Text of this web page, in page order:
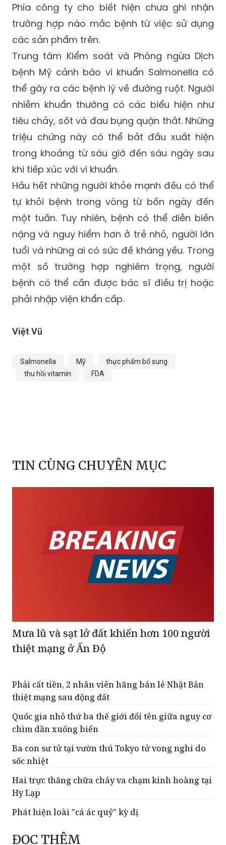
Phía công ty cho biết hiện chưa ghi nhận
trường hợp nào mắc bệnh từ việc sử dụng
các sản phẩm trên.
Trung tâm Kiểm soát và Phòng ngừa Dịch
bệnh Mỹ cảnh báo vi khuẩn Salmonella có
thể gây ra các bệnh lý về đường ruột. Người
nhiễm khuẩn thường có các biểu hiện như
tiêu chảy, sốt và đau bụng quặn thắt. Những
triệu chứng này có thể bắt đầu xuất hiện
trong khoảng từ sáu giờ đến sáu ngày sau
khi tiếp xúc với vi khuẩn.
Hầu hết những người khỏe mạnh đều có thể
tự khỏi bệnh trong vòng từ bốn ngày đến
một tuần. Tuy nhiên, bệnh có thể diễn biến
nặng và nguy hiểm hơn ở trẻ nhỏ, người lớn
tuổi và những ai có sức đề kháng yếu. Trong
một số trường hợp nghiêm trọng, người
bệnh có thể cần được bác sĩ điều trị hoặc
phải nhập viện khẩn cấp.
Việt Vũ
Salmonella Mỹ
thực phẩm bổ sung
thu hồi vitamin
FDA
TIN CÙNG CHUYÊN MỤC
Mưa lũ và sạt lở đất khiến hơn 100 người
thiệt mạng ở Ấn Độ
Phải cất tiền, 2 nhân viên hãng bán lẻ Nhật Bản
thiệt mạng sau động đất
Quốc gia nhỏ thứ ba thế giới đổi tên giữa nguy cơ
chìm dần xuống biển
Ba con sư tử tại vườn thú Tokyo tử vong nghi do
sốc nhiệt
Hai trực thăng chữa cháy va chạm kinh hoàng tại
Hy Lạp
Phát hiện loài "cá ác quỷ" kỳ dị
ĐỌC THÊM